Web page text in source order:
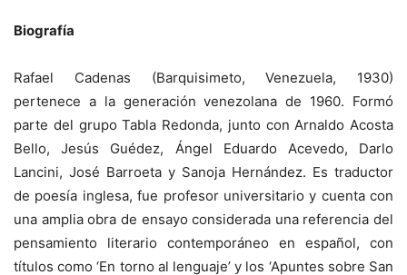
Biografía
Rafael Cadenas (Barquisimeto, Venezuela, 1930)
pertenece a la generación venezolana de 1960. Formó
parte del grupo Tabla Redonda, junto con Arnaldo Acosta
Bello, Jesús Guédez, Ángel Eduardo Acevedo, Darlo
Lancini, José Barroeta y Sanoja Hernández. Es traductor
de poesía inglesa, fue profesor universitario y cuenta con
una amplia obra de ensayo considerada una referencia del
pensamiento literario contemporáneo en español, con
títulos como ‘En torno al lenguaje’ y los ‘Apuntes sobre San